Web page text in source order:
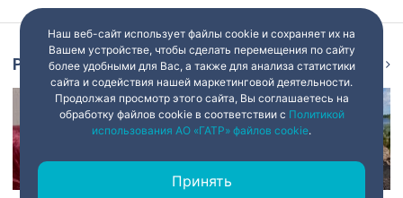
Репортаж
Наш веб-сайт использует файлы cookie и сохраняет их на
Вашем устройстве, чтобы сделать перемещения по сайту
более удобными для Вас, а также для анализа статистики
сайта и содействия нашей маркетинговой деятельности.
Продолжая просмотр этого сайта, Вы соглашаетесь на
обработку файлов cookie в соответствии с Политикой
использования АО «ГАТР» файлов cookie.
Принять